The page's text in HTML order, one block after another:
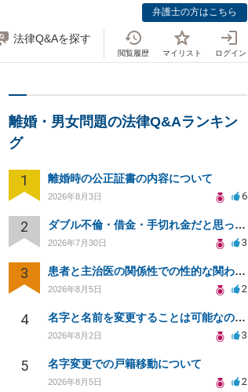
弁護士の方はこちら
法律Q&Aを探す
閲覧履歴 マイリスト ログイン
離婚・男女問題の法律Q&Aランキン
グ
1 離婚時の公正証書の内容について
2026年8月3日 6
2 ダブル不倫・借金・手切れ金だと思っていたお金を1年後いまさら脅迫罪として通知書が来てまとめて請求
2026年7月30日 3
3 患者と主治医の関係性での性的な関わりからのトラブル
2026年8月5日 2
4 名字と名前を変更することは可能なのか？
2026年8月2日 3
5 名字変更での戸籍移動について
2026年8月5日 2